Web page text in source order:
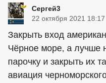
Сергей3
22 октября 2021 18:17
Закрыть вход
Чёрное море, а лучше
парочку и закрыть их
авиация